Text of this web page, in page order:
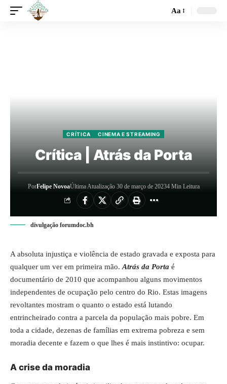
Aa
CRÍTICA CINEMA E STREAMING
Crítica | Atrás da Porta
PorFelipe NovoaÚltima Atualização 30 de março de 20234 Min Leitura
divulgação forumdoc.bh
A absoluta injustiça e violência de estado gravada e exposta para
qualquer um ver em primeira mão. Atrás da Porta é
documentário de 2010 que acompanhou alguns movimentos
independentes de ocupação pelo centro do Rio. Estas imagens
revoltantes mostram o quanto o estado está lutando
entrincheirado contra a parcela da população mais pobre. Em
toda a cidade, dezenas de famílias em extrema pobreza e sem
moradia decente e fazem o que lhes é mais instintivo: ocupar.
A crise da moradia